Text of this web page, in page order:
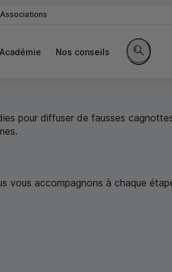
Associations
Académie Nos conseils
pour diffuser de fausses
à desconditions
vous accompagnons à chaque